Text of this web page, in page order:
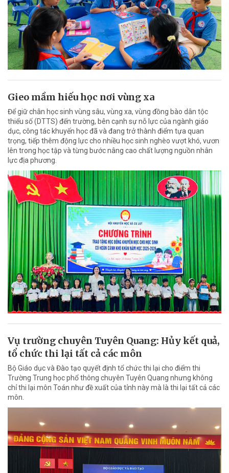
Gieo mầm hiếu học nơi vùng xa
Để giữ chân học sinh vùng sâu, vùng xa, vùng đồng bào dân tộc
thiểu số (DTTS) đến trường, bên cạnh sự nỗ lực của ngành giáo
dục, công tác khuyến học đã và đang trở thành điểm tựa quan
trọng, tiếp thêm động lực cho nhiều học sinh nghèo vượt khó, vươn
lên trong học tập và từng bước nâng cao chất lượng nguồn nhân
lực địa phương.
Vụ trường chuyên Tuyên Quang: Hủy kết quả,
tổ chức thi lại tất cả các môn
Bộ Giáo dục và Đào tạo quyết định tổ chức thi lại cho điểm thi
Trường Trung học phổ thông chuyên Tuyên Quang nhưng không
chỉ thi lại môn Toán như đề xuất của tỉnh này mà là thi lại tất cả các
môn.